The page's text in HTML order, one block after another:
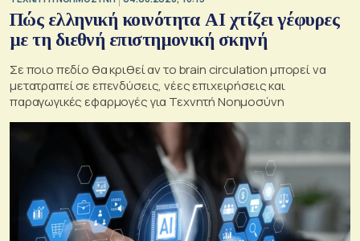
Πώς ελληνική κοινότητα AI χτίζει γέφυρες
με τη διεθνή επιστημονική σκηνή
Σε ποιο πεδίο θα κριθεί αν το brain circulation μπορεί να
μετατραπεί σε επενδύσεις, νέες επιχειρήσεις και
παραγωγικές εφαρμογές για Τεχνητή Νοημοσύνη